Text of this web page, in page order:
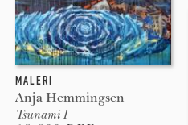
MALERI
Anja Hemmingsen
Tsunami I